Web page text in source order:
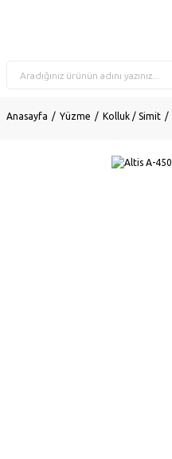
Anasayfa Yüzme Kolluk / Simit